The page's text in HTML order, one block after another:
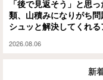
「後で見返そう」と思
類、山積みになりがち
シュッと解決してくれる
2026.08.06
新